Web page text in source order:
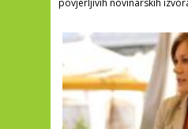
povjerljivih novinarskih